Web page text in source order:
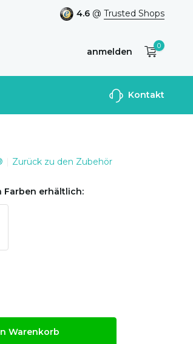
4.6 @ Trusted Shops
anmelden
Benutzerkonto
0
Kontakt
Zurück zu den Zubehör
Farben erhältlich:
Warenkorb